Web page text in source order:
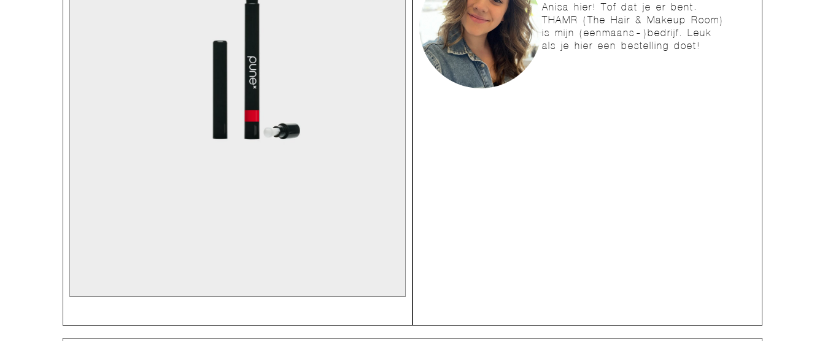
Anisa hier! Tof dat je er bent.
THAMR (The Hair & Makeup Room)
is mijn (eenmaans-)bedrijf. Leuk
als je hier een bestelling doet!